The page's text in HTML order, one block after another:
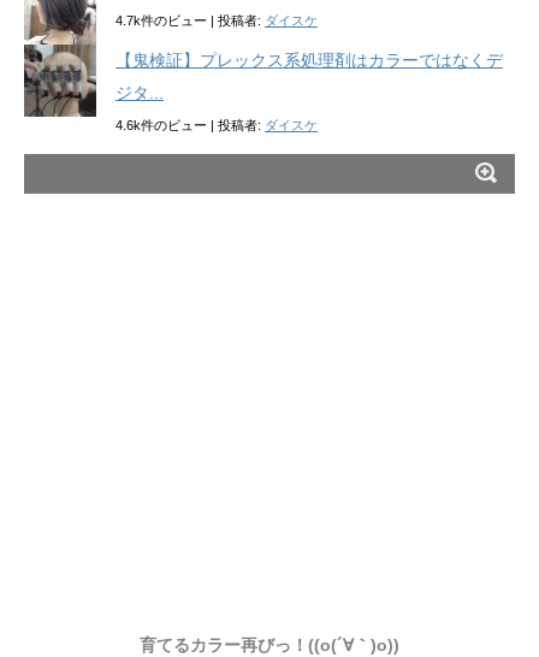
4.7k件のビュー 投稿者: ダイスケ
【鬼検証】プレックス系処理剤はカラーではなくデ
ジタ...
4.6k件のビュー 投稿者: ダイスケ
育てるカラー再びっ！((o(´∀｀)o))